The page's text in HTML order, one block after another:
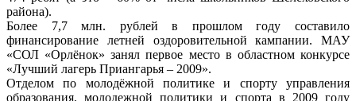
района).
Более 7,7 млн. рублей в прошлом году составило
финансирование летней оздоровительной кампании. МАУ
«СОЛ «Орлёнок» занял первое место в областном конкурсе
«Лучший лагерь Приангарья – 2009».
Отделом по молодёжной политике и спорту управления
образования, молодежной политики и спорта в 2009 году